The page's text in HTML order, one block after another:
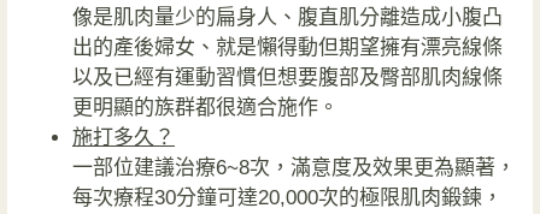
像是肌肉量少的扁身人、腹直肌分離造成小腹凸
出的產後婦女、就是懶得動但期望擁有漂亮線條
以及已經有運動習慣但想要腹部及臀部肌肉線條
更明顯的族群都很適合施作。
施打多久？
一部位建議治療6~8次，滿意度及效果更為顯著，
每次療程30分鐘可達20,000次的極限肌肉鍛鍊，